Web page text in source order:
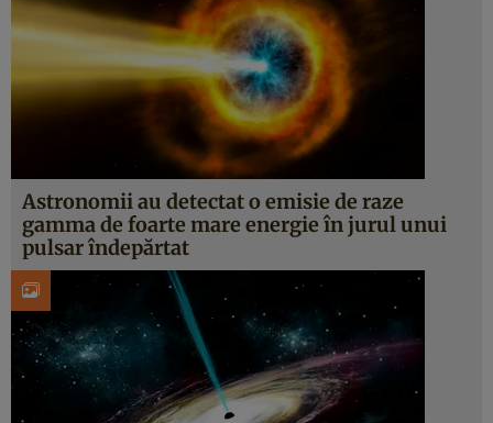
Astronomii au detectat o emisie de raze
gamma de foarte mare energie în jurul unui
pulsar îndepărtat